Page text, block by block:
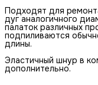
Подходят для
дуг аналогичного
палаток различных
подпиливаются
длины.
Эластичный шнур в
дополнительно.